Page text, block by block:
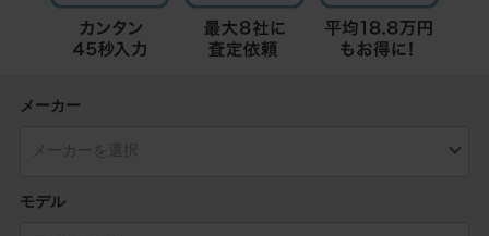
メーカー
モデル